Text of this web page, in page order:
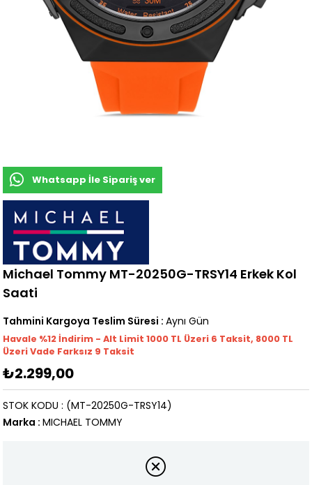
Whatsapp İle Sipariş ver
Michael Tommy MT-20250G-TRSY14 Erkek Kol
Saati
Tahmini Kargoya Teslim Süresi : Aynı Gün
Havale %12 İndirim - Alt Limit 1000 TL Üzeri 6 Taksit, 8000 TL
Üzeri Vade Farksız 9 Taksit
₺2.299,00
(MT-20250G-TRSY14)
STOK KODU
Marka : MICHAEL TOMMY